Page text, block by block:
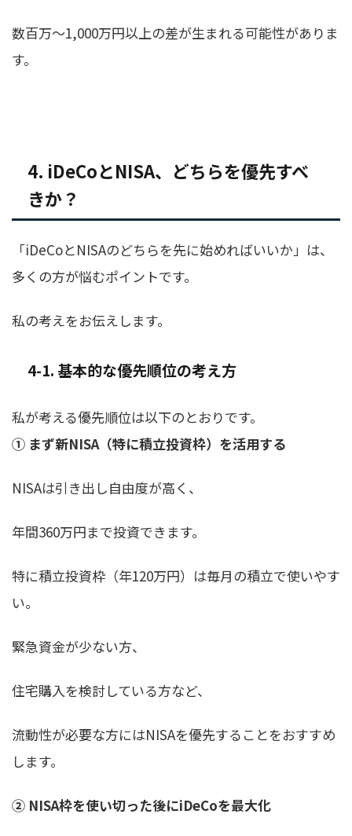
数百万〜1,000万円以上の差が生まれる可能性がありま
す。
4. iDeCoとNISA、どちらを優先すべ
きか？
「iDeCoとNISAのどちらを先に始めればいいか」は、
多くの方が悩むポイントです。
私の考えをお伝えします。
4-1. 基本的な優先順位の考え方
私が考える優先順位は以下のとおりです。
① まず新NISA（特に積立投資枠）を活用する
NISAは引き出し自由度が高く、
年間360万円まで投資できます。
特に積立投資枠（年120万円）は毎月の積立で使いやす
い。
緊急資金が少ない方、
住宅購入を検討している方など、
流動性が必要な方にはNISAを優先することをおすすめ
します。
② NISA枠を使い切った後にiDeCoを最大化